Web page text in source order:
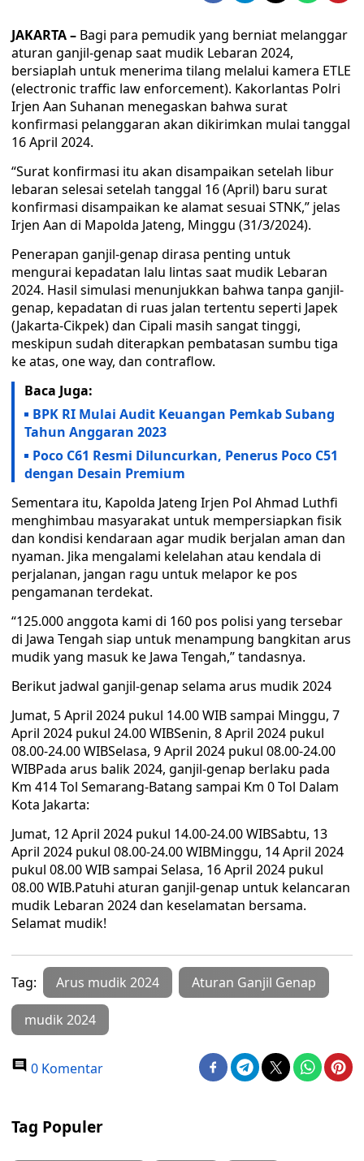
JAKARTA – Bagi para pemudik yang berniat melanggar
aturan ganjil-genap saat mudik Lebaran 2024,
bersiaplah untuk menerima tilang melalui kamera ETLE
(electronic traffic law enforcement). Kakorlantas Polri
Irjen Aan Suhanan menegaskan bahwa surat
konfirmasi pelanggaran akan dikirimkan mulai tanggal
16 April 2024.
“Surat konfirmasi itu akan disampaikan setelah libur
lebaran selesai setelah tanggal 16 (April) baru surat
konfirmasi disampaikan ke alamat sesuai STNK,” jelas
Irjen Aan di Mapolda Jateng, Minggu (31/3/2024).
Penerapan ganjil-genap dirasa penting untuk
mengurai kepadatan lalu lintas saat mudik Lebaran
2024. Hasil simulasi menunjukkan bahwa tanpa ganjil-
genap, kepadatan di ruas jalan tertentu seperti Japek
(Jakarta-Cikpek) dan Cipali masih sangat tinggi,
meskipun sudah diterapkan pembatasan sumbu tiga
ke atas, one way, dan contraflow.
Baca Juga:
BPK RI Mulai Audit Keuangan Pemkab Subang
Tahun Anggaran 2023
Poco C61 Resmi Diluncurkan, Penerus Poco C51
dengan Desain Premium
Sementara itu, Kapolda Jateng Irjen Pol Ahmad Luthfi
menghimbau masyarakat untuk mempersiapkan fisik
dan kondisi kendaraan agar mudik berjalan aman dan
nyaman. Jika mengalami kelelahan atau kendala di
perjalanan, jangan ragu untuk melapor ke pos
pengamanan terdekat.
“125.000 anggota kami di 160 pos polisi yang tersebar
di Jawa Tengah siap untuk menampung bangkitan arus
mudik yang masuk ke Jawa Tengah,” tandasnya.
Berikut jadwal ganjil-genap selama arus mudik 2024
Jumat, 5 April 2024 pukul 14.00 WIB sampai Minggu, 7
April 2024 pukul 24.00 WIBSenin, 8 April 2024 pukul
08.00-24.00 WIBSelasa, 9 April 2024 pukul 08.00-24.00
WIBPada arus balik 2024, ganjil-genap berlaku pada
Km 414 Tol Semarang-Batang sampai Km 0 Tol Dalam
Kota Jakarta:
Jumat, 12 April 2024 pukul 14.00-24.00 WIBSabtu, 13
April 2024 pukul 08.00-24.00 WIBMinggu, 14 April 2024
pukul 08.00 WIB sampai Selasa, 16 April 2024 pukul
08.00 WIB.Patuhi aturan ganjil-genap untuk kelancaran
mudik Lebaran 2024 dan keselamatan bersama.
Selamat mudik!
Tag: Arus mudik 2024 Aturan Ganjil Genap
mudik 2024
0 Komentar
Tag Populer